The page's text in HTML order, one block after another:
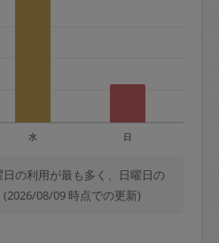
日8時まで＝依頼金額の
当日キャンセル＝依頼
通費全額
水 日
の利用が最も多く、日曜日の
08/09 時点での更新)